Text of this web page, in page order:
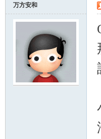
万方安和